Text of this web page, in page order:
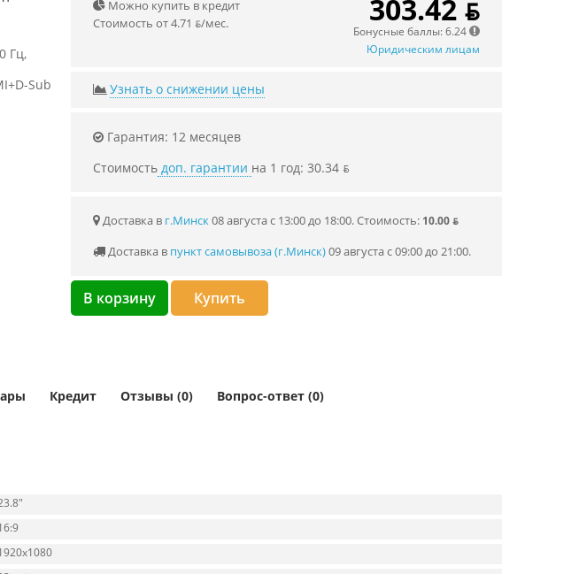
Гц,
Sub
Можно купить в кредит
Стоимость от 4.71 ƃ/мec.
303.42 ƃ
Бонусные баллы: 6.24
Юридическим лицам
Узнать о снижении цены
Гарантия: 12 месяцев
Стоимостьдоп. гарантии на 1 год: 30.34 ƃ
Доставка в г.Минск08 августа с 13:00 до 18:00.Стоимость: 10.00 ƃ
Доставка в пункт самовывоза (г.Минск)09 августа с 09:00 до 21:00.
В корзину Купить
Кредит Отзывы (0) Вопрос-ответ (0)